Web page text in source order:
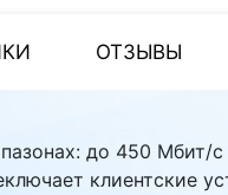
ОТЗЫВЫ
до 450 Мбит/
клиентские